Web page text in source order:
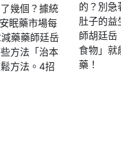
幾個？據統
眠藥市場每
藥藥師廷岳
方法「治本
方法。4招
的？別急
肚子的益
師胡廷岳
食物」就
藥！